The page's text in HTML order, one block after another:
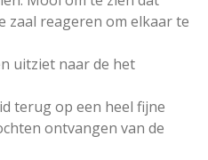
zaal reageren om elkaar te
uitziet naar de het
terug op een heel fijne
ontvangen van de